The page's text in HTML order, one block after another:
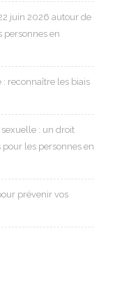
juin 2026 autour de
personnes en
: reconnaître les biais
: un droit
les personnes en
prévenir vos